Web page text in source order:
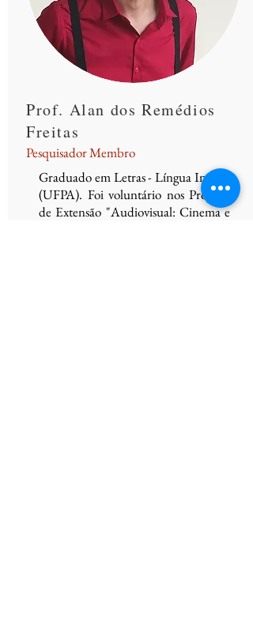
Prof. Alan dos Remédios
Freitas
Pesquisador Membro
Graduado em Letras - Língua Inglesa
(UFPA). Foi voluntário nos Projetos
de Extensão "Audiovisual: Cinema e